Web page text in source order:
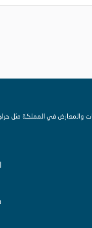
والمعارض في المملكة مثل